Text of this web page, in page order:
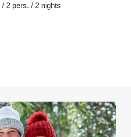
/ 2 pers. / 2 nights